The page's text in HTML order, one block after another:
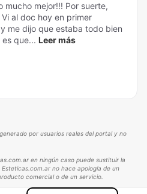
mucho mejor!!! Por suerte,
al doc hoy en primer
me dijo que estaba todo bien
que... Leer más
por usuarios reales del portal y no
en ningún caso puede sustituir la
no hace apología de un
comercial o de un servicio.